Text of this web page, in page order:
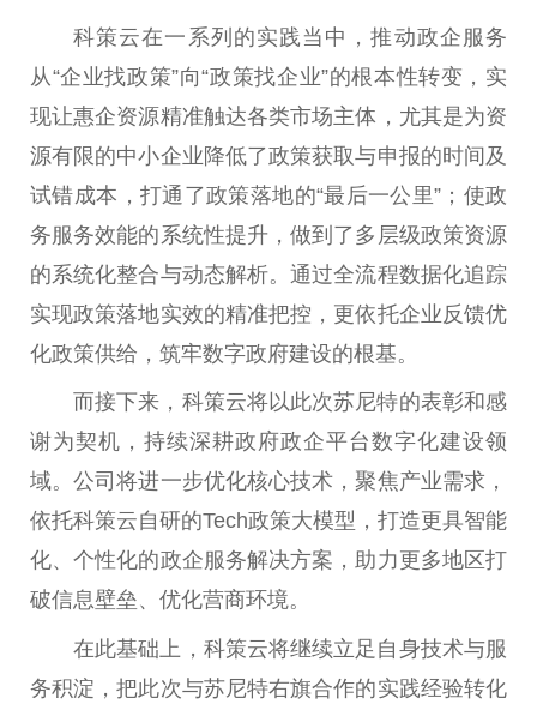
科策云在一系列的实践当中，推动政企服务
从“企业找政策”向“政策找企业”的根本性转变，实
现让惠企资源精准触达各类市场主体，尤其是为资
源有限的中小企业降低了政策获取与申报的时间及
试错成本，打通了政策落地的“最后一公里”；使政
务服务效能的系统性提升，做到了多层级政策资源
的系统化整合与动态解析。通过全流程数据化追踪
实现政策落地实效的精准把控，更依托企业反馈优
化政策供给，筑牢数字政府建设的根基。
而接下来，科策云将以此次苏尼特的表彰和感
谢为契机，持续深耕政府政企平台数字化建设领
域。公司将进一步优化核心技术，聚焦产业需求，
依托科策云自研的Tech政策大模型，打造更具智能
化、个性化的政企服务解决方案，助力更多地区打
破信息壁垒、优化营商环境。
在此基础上，科策云将继续立足自身技术与服
务积淀，把此次与苏尼特右旗合作的实践经验转化